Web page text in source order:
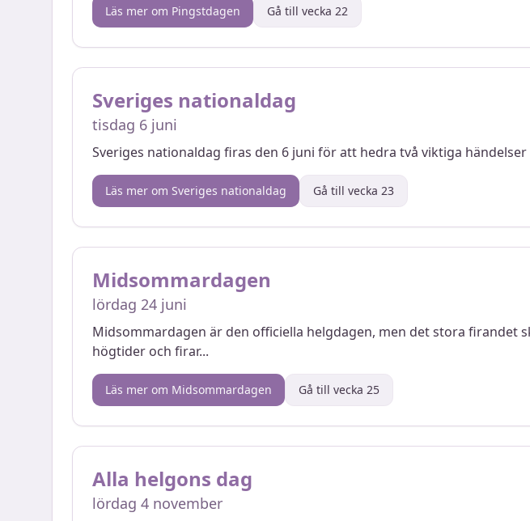
Läs mer om Pingstdagen Gå till vecka 22
Sveriges nationaldag
tisdag 6 juni
Sveriges nationaldag firas den 6 juni för att hedra två viktiga
Läs mer om Sveriges nationaldag Gå till vecka 23
Midsommardagen
lördag 24 juni
Midsommardagen är den officiella helgdagen, men det stora firandet
högtider och firar...
Läs mer om Midsommardagen Gå till vecka 25
Alla helgons dag
lördag 4 november